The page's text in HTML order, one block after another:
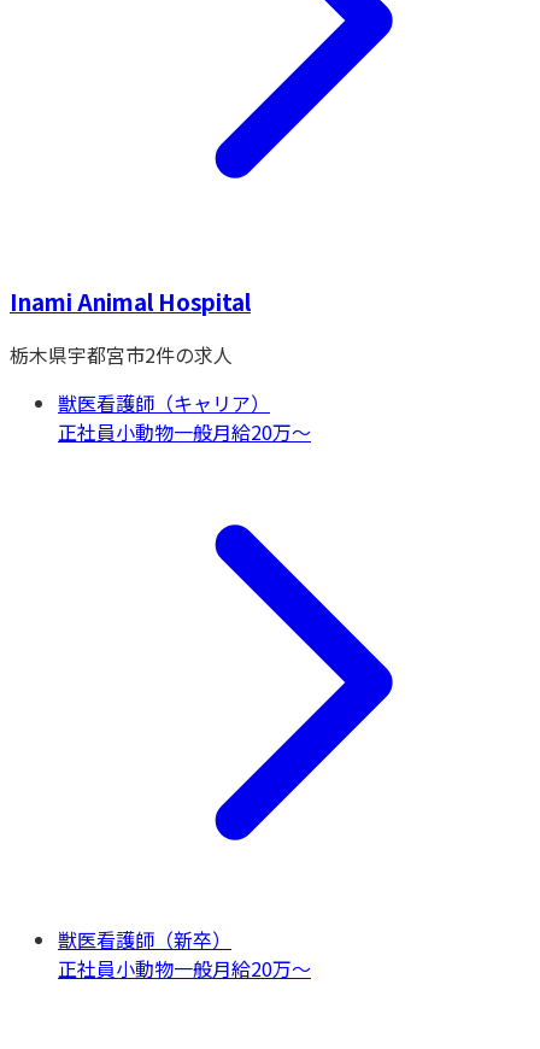
Inami Animal Hospital
栃木県宇都宮市2件の求人
獣医看護師（キャリア）
正社員小動物一般月給20万〜
獣医看護師（新卒）
正社員小動物一般月給20万〜